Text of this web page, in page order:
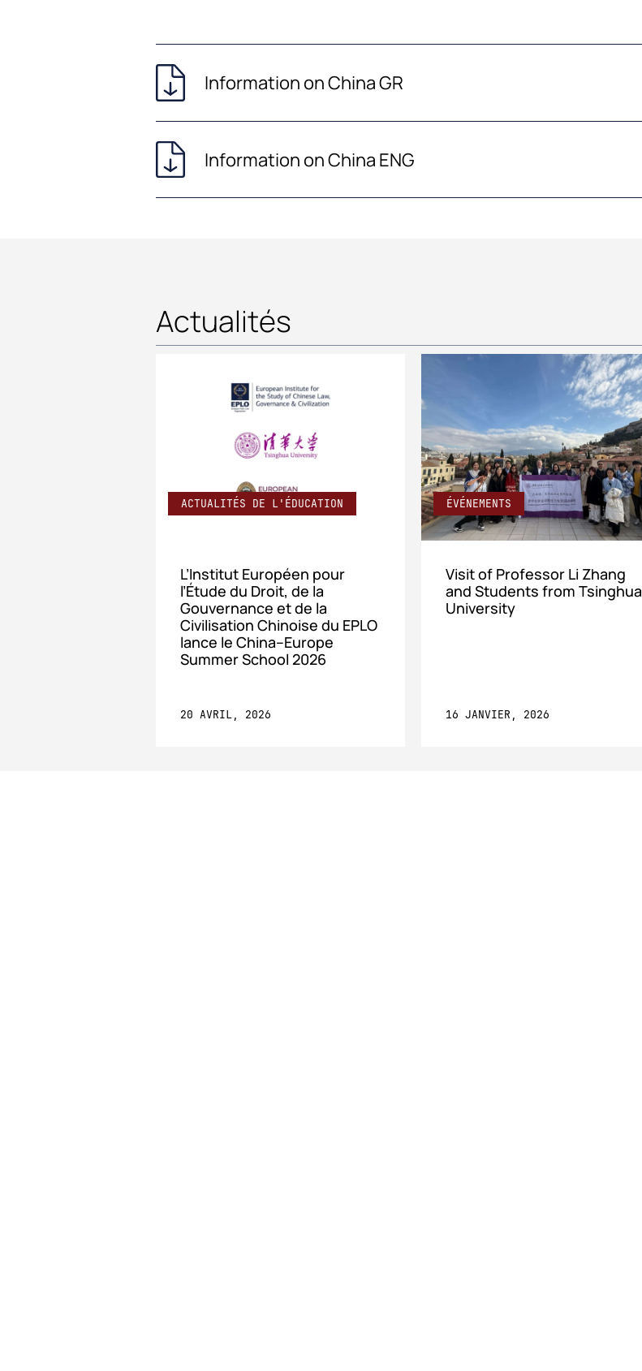
Information on China GR
Information on China ENG
Actualités
ACTUALITÉS DE L'ÉDUCATION
L’Institut Européen pour
l’Étude du Droit, de la
Gouvernance et de la
Civilisation Chinoise du EPLO
lance le China–Europe
Summer School 2026
20 AVRIL, 2026
ÉVÉNEMENTS
Visit of Professor Li Zhang
and Students from Tsinghua
University
16 JANVIER, 2026